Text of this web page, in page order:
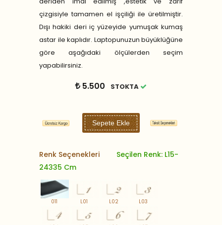
çizgisiyle tamamen el işçiliği ile üretilmiştir.
Dışı hakiki deri iç yüzeyide yumuşak kumaş
astar ile kaplıdır. Laptopunuzun büyüklüğüne
göre aşağıdaki ölçülerden seçim
yapabilirsiniz.
5.500 STOKTA
Sepete Ekle
Renk Seçenekleri
Seçilen Renk: L15-
24335 Cm
011 L01 L02 L03